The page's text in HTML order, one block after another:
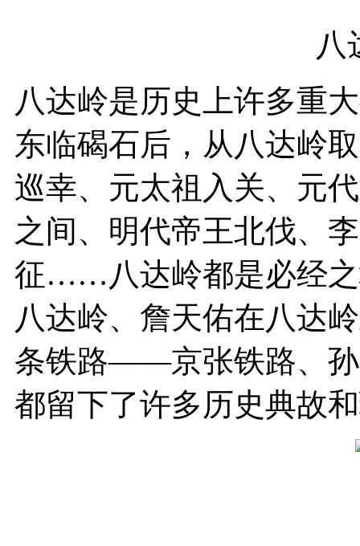
八
八达岭是历史上许多重
东临碣石后，从八达岭
巡幸、元太祖入关、元
之间、明代帝王北伐、
征……八达岭都是必经之
八达岭、詹天佑在八达
条铁路——京张铁路、孙
都留下了许多历史典故